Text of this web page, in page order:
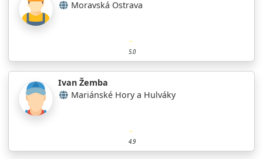
Moravská Ostrava
5.0
Ivan Žemba
Mariánské Hory a Hulváky
4.9